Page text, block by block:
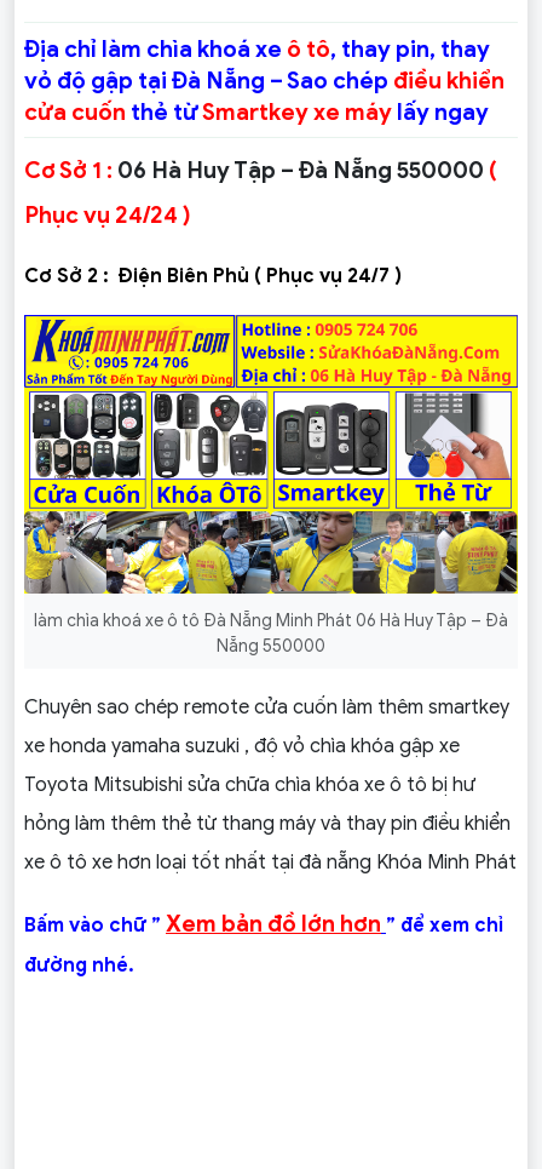
Địa chỉ làm chìa khoá xe ô tô, thay pin, thay
vỏ độ gập tại Đà Nẵng – Sao chép điều khiển
cửa cuốn thẻ từSmartkey xe máy lấy ngay
Cơ Sở 1 : 06 Hà Huy Tập – Đà Nẵng 550000 (
Phục vụ 24/24 )
Cơ Sở 2 : Điện Biên Phủ ( Phục vụ 24/7 )
làm chìa khoá xe ô tô Đà Nẵng Minh Phát 06 Hà Huy Tập – Đà
Nẵng 550000
Chuyên sao chép remote cửa cuốn làm thêm smartkey
xe honda yamaha suzuki , độ vỏ chìa khóa gập xe
Toyota Mitsubishi sửa chữa chìa khóa xe ô tô bị hư
hỏng làm thêm thẻ từ thang máy và thay pin điều khiển
xe ô tô xe hơn loại tốt nhất tại đà nẵng Khóa Minh Phát
Bấm vào chữ ” Xem bản đồ lớn hơn ” để xem chỉ
đường nhé.